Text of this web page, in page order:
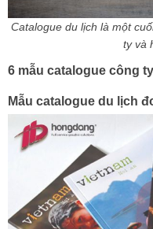
Catalogue du lịch là một
ty và
6 mẫu catalogue công
Mẫu catalogue du lịch